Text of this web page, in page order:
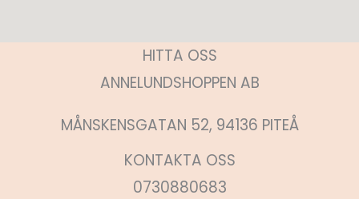
HITTA OSS
ANNELUNDSHOPPEN AB
MÅNSKENSGATAN 52, 94136 PITEÅ
KONTAKTA OSS
0730880683